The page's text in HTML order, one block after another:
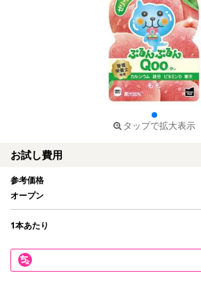
タップで拡大表示
お試し費用
参考価格
オープン
1本あたり